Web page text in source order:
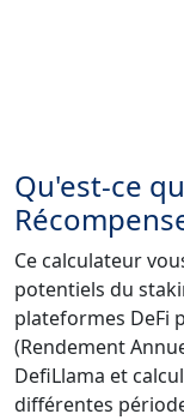
Qu'est-ce
Ce calculateur
potentiels du
plateformes DeFi
(Rendement
DefiLlama et
différentes